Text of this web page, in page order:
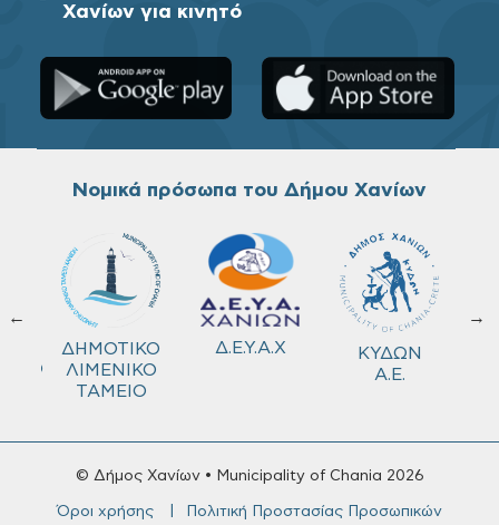
Χανίων για κινητό
Νομικά πρόσωπα του Δήμου Χανίων
←
ΔΗΜΟΤΙΚΟ
ΛΙΜΕΝΙΚΟ
ΤΑΜΕΙΟ
Δ.Ε.Υ.Α.Χ
ΚΥΔΩΝ
Α.Ε.
→
© Δήμος Χανίων • Municipality of Chania 2026
Όροι χρήσης Πολιτική Προστασίας Προσωπικών